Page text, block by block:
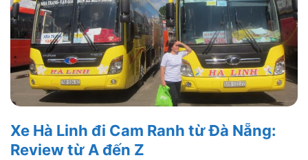
Xe Hà Linh đi Cam Ranh từ Đà Nẵng:
Review từ A đến Z